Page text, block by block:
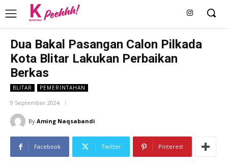
Dua Bakal Pasangan Calon Pilkada
Kota Blitar Lakukan Perbaikan
Berkas
BLITAR PEMERINTAHAN
9 September 2024
By Aming Naqsabandi
Facebook Twitter Pinterest